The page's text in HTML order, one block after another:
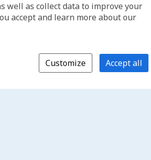
well as collect data to improve your
accept and learn more about our
Customize Accept all